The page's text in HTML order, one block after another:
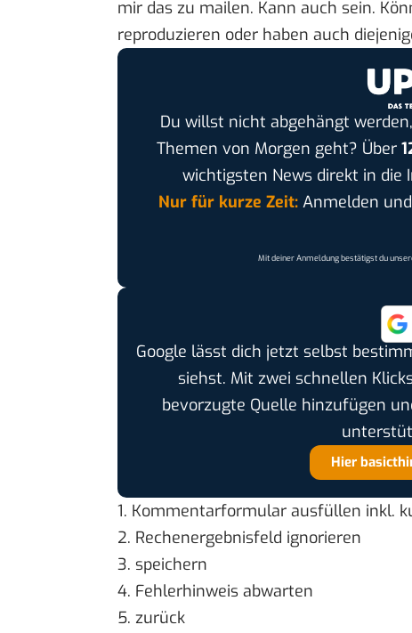
mir das zu mailen. Kann auch sein.
reproduzieren oder haben auch
Du willst nicht abgehängt
Themen von Morgen geht? Über
wichtigsten News direkt in die
Nur für kurze Zeit:Anmelden
Mit deiner Anmeldung bestätigst du
Google lässt dich jetzt selbst
siehst. Mit zwei schnellen
bevorzugte Quelle hinzufügen
Hier
1. Kommentarformular ausfüllen inkl.
2. Rechenergebnisfeld ignorieren
3. speichern
4. Fehlerhinweis abwarten
5. zurück